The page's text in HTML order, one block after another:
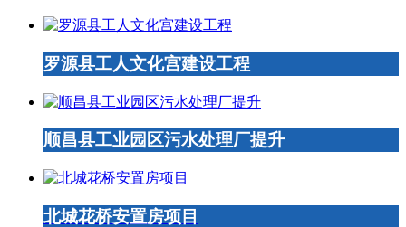
罗源县工人文化宫建设工程
顺昌县工业园区污水处理厂提升
北城花桥安置房项目